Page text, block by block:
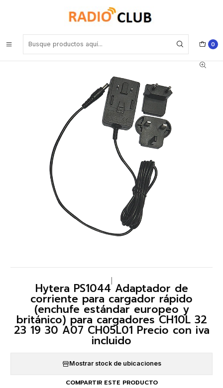
0
Hytera PS1044 Adaptador de corriente para cargador rápido
(enchufe estándar europeo y británico) para cargadores CH10L 32
Hytera PS1044 Adaptador de
corriente para cargador rápido
(enchufe estándar europeo y
británico) para cargadores CH10L 32
23 19 30 A07 CH05L01 Precio con iva
incluido
Mostrar stock de ubicaciones
COMPARTIR ESTE PRODUCTO